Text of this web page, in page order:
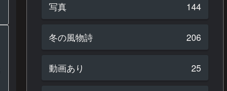
写真 144
冬の風物詩 206
動画あり 25